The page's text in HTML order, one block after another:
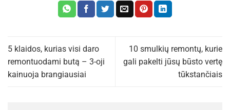
5 klaidos, kurias visi daro
remontuodami butą – 3-oji
kainuoja brangiausiai
10 smulkių remontų, kurie
gali pakelti jūsų būsto vertę
tūkstančiais